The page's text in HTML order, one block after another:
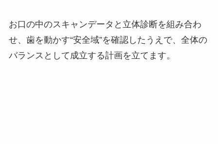
お口の中のスキャンデータと立体診断を組み合わ
せ、歯を動かす“安全域”を確認したうえで、全体の
バランスとして成立する計画を立てます。